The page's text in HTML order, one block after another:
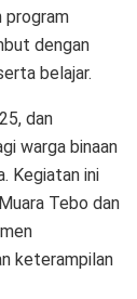
program
dengan
belajar.
dan
warga binaan
Kegiatan ini
Tebo dan
keterampilan